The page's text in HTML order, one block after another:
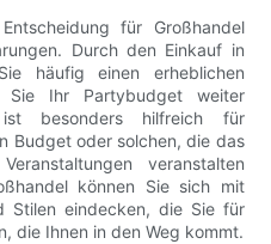
für Großhandel
Durch den Einkauf in
häufig einen erheblichen
Sie Ihr Partybudget weiter
besonders hilfreich für
Budget oder solchen, die das
veranstalten
können Sie sich mit
Stilen eindecken, die Sie für
die Ihnen in den Weg kommt.